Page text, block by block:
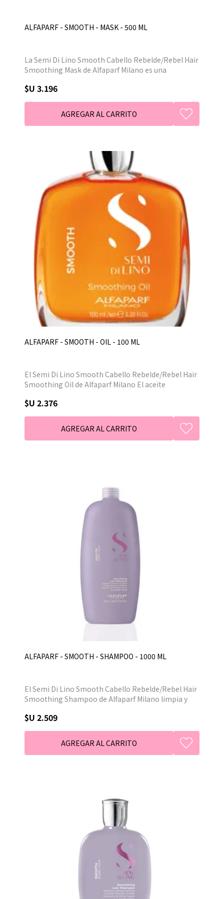
ALFAPARF - SMOOTH - MASK - 500 ML
La Semi Di Lino Smooth Cabello Rebelde/Rebel Hair
Smoothing Mask de Alfaparf Milano es una
y disciplina el cabello, previene el encrespamiento y
facilita el peinado. Ideal para cabellos medianos y
$U 3.196
ALFAPARF - SMOOTH - OIL - 100 ML
El Semi Di Lino Smooth Cabello Rebelde/Rebel Hair
Smoothing Oil de Alfaparf Milano El aceite
la humedad, previene el encrespamiento y los rizos,
le da brillo al cabello.
$U 2.376
ALFAPARF - SMOOTH - SHAMPOO - 1000 ML
El Semi Di Lino Smooth Cabello Rebelde/Rebel Hair
Smoothing Shampoo de Alfaparf Milano limpia y
cabello, previene la pelusa y el rizado.
$U 2.509